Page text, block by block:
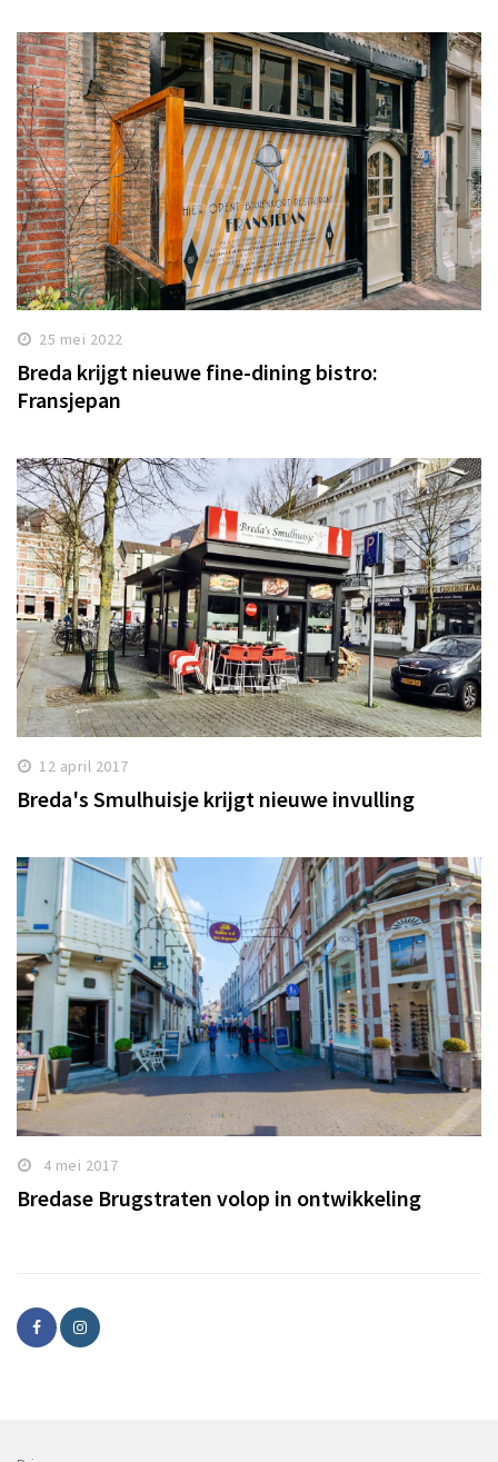
25 mei 2022
Breda krijgt nieuwe fine-dining bistro:
Fransjepan
12 april 2017
Breda's Smulhuisje krijgt nieuwe invulling
4 mei 2017
Bredase Brugstraten volop in ontwikkeling